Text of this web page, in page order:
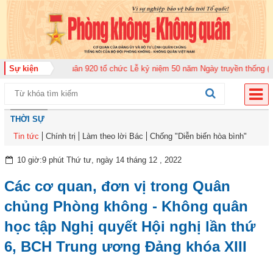
Sự kiện
Không quân 920 tổ chức Lễ kỷ niệm 50 năm Ngày truyền thống (12-11-
THỜI SỰ
Tin tức
Chính trị Làm theo lời Bác Chống "Diễn biến hòa bình"
10 giờ:9 phút Thứ tư, ngày 14 tháng 12 , 2022
Các cơ quan, đơn vị trong Quân
chủng Phòng không - Không quân
học tập Nghị quyết Hội nghị lần thứ
6, BCH Trung ương Đảng khóa XIII